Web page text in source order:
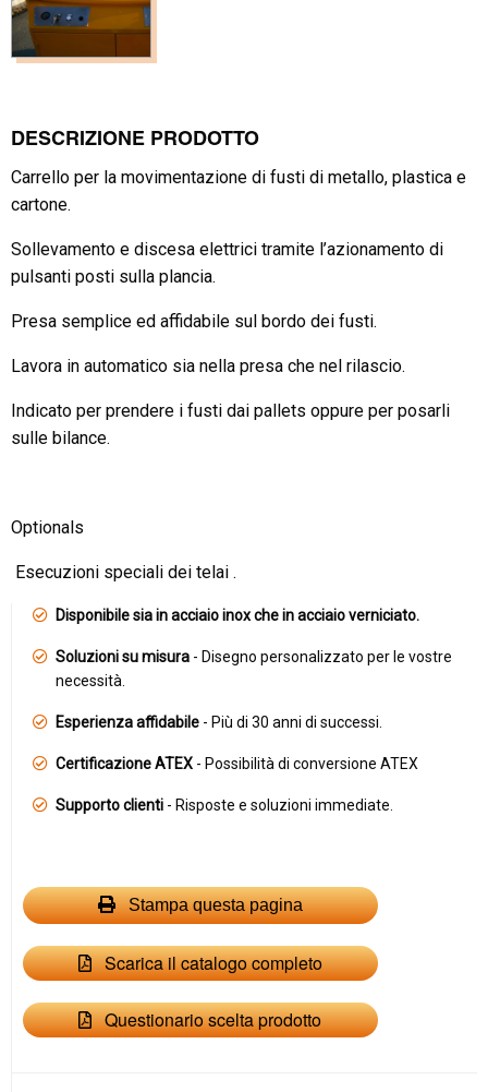
DESCRIZIONE PRODOTTO
Carrello per la movimentazione di fusti di metallo, plastica e
cartone.
Sollevamento e discesa elettrici tramite l’azionamento di
pulsanti posti sulla plancia.
Presa semplice ed affidabile sul bordo dei fusti.
Lavora in automatico sia nella presa che nel rilascio.
Indicato per prendere i fusti dai pallets oppure per posarli
sulle bilance.
Optionals
Esecuzioni speciali dei telai .
Disponibile sia in acciaio inox che in acciaio verniciato.
Soluzioni su misura - Disegno personalizzato per le vostre
necessità.
Esperienza affidabile - Più di 30 anni di successi.
Certificazione ATEX - Possibilità di conversione ATEX
Supporto clienti - Risposte e soluzioni immediate.
Stampa questa pagina
Scarica il catalogo completo
Questionario scelta prodotto